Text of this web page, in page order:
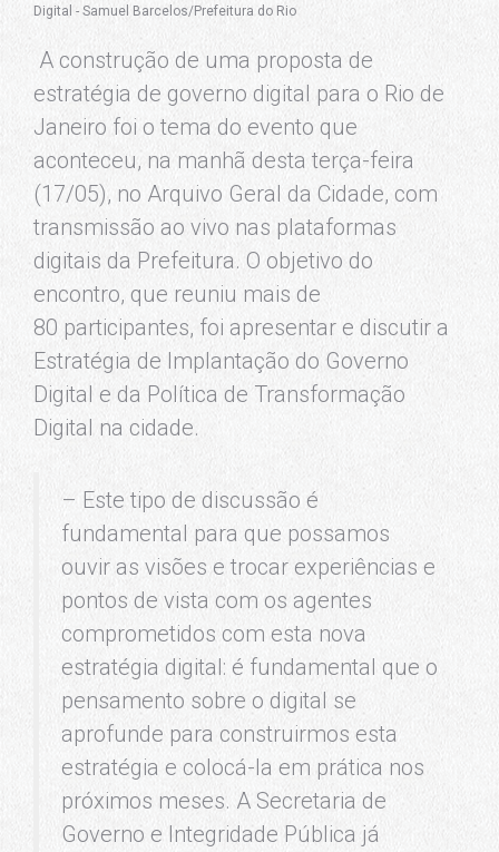
Digital - Samuel Barcelos/Prefeitura do Rio
A construção de uma proposta de
estratégia de governo digital para o Rio de
Janeiro foi o tema do evento que
aconteceu, na manhã desta terça-feira
(17/05), no Arquivo Geral da Cidade, com
transmissão ao vivo nas plataformas
digitais da Prefeitura. O objetivo do
encontro, que reuniu mais de
80 participantes, foi apresentar e discutir a
Estratégia de Implantação do Governo
Digital e da Política de Transformação
Digital na cidade.
– Este tipo de discussão é
fundamental para que possamos
ouvir as visões e trocar experiências e
pontos de vista com os agentes
comprometidos com esta nova
estratégia digital: é fundamental que o
pensamento sobre o digital se
aprofunde para construirmos esta
estratégia e colocá-la em prática nos
próximos meses. A Secretaria de
Governo e Integridade Pública já